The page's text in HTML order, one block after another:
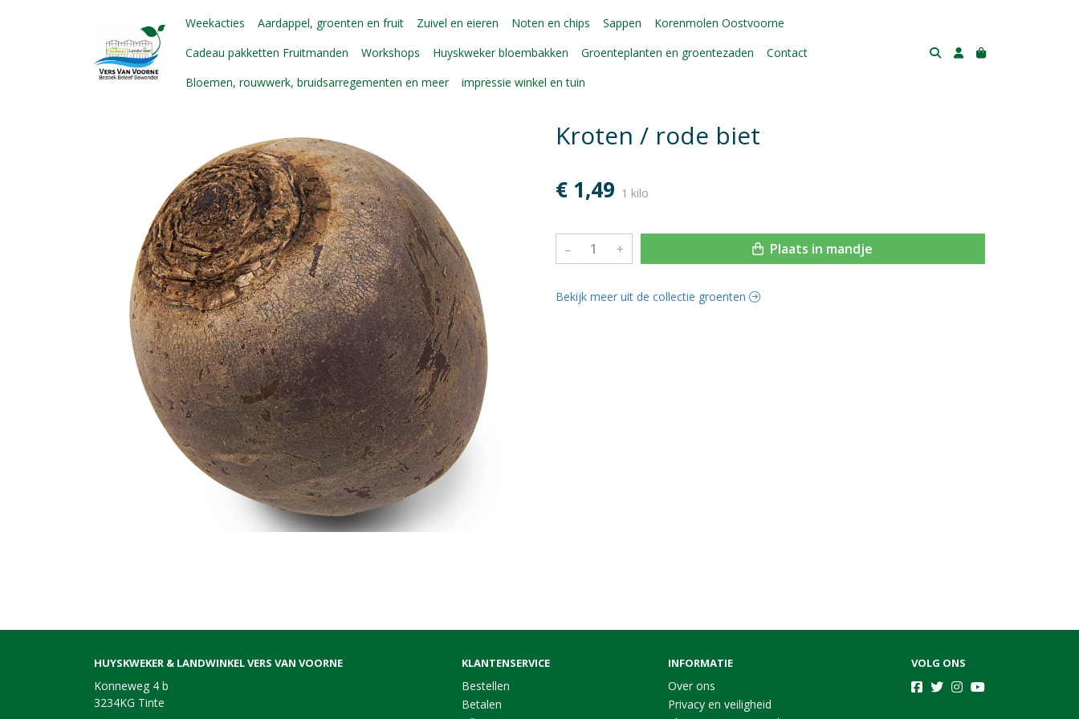
Weekacties Aardappel, groenten en fruit Zuivel en eieren Noten en chips Sappen
Korenmolen Oostvoorne
Cadeau pakketten Fruitmanden
Workshops Huyskweker bloembakken Groenteplanten en groentezaden
Contact
Bloemen, rouwwerk, bruidsarregementen en meer
impressie winkel en tuin
Kroten / rode biet
€ 1,49 1 kilo
– + Plaats in mandje
Bekijk meer uit de collectie groenten
HUYSKWEKER & LANDWINKEL VERS VAN VOORNE
Konneweg 4 b
3234KG Tinte
KLANTENSERVICE
Bestellen
Betalen
INFORMATIE
Over ons
Privacy en veiligheid
VOLG ONS